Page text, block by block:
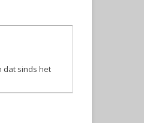
dat sinds het